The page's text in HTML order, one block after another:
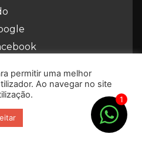
INFORMAÇÃO E
DE CONSUMO
Beavers © 2023
1
permitir uma melhor
Ao navegar no site